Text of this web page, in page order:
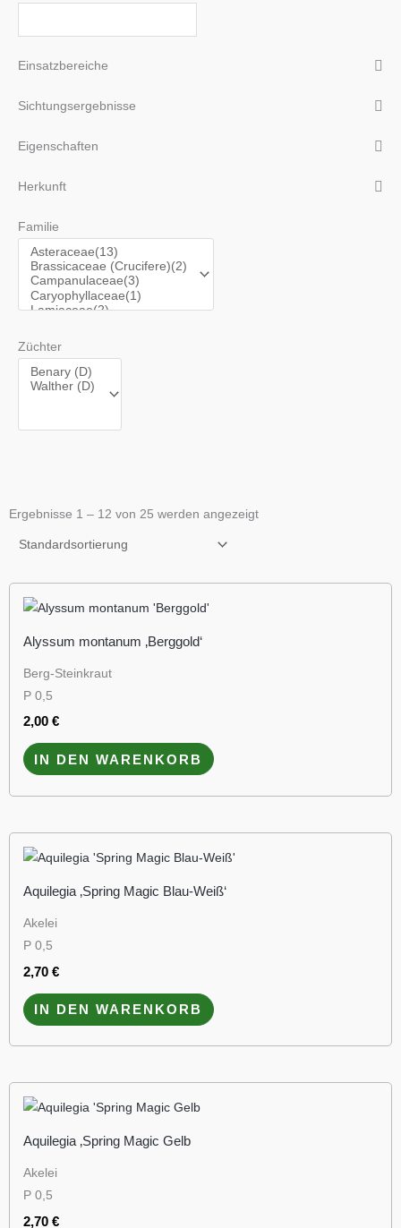
Einsatzbereiche
Sichtungsergebnisse
Eigenschaften
Herkunft
Familie
Züchter
Ergebnisse 1 – 12 von 25 werden angezeigt
Alyssum montanum ‚Berggold‘
Berg-Steinkraut
P 0,5
2,00 €
IN DEN WARENKORB
Aquilegia ‚Spring Magic Blau-Weiß‘
Akelei
P 0,5
2,70 €
IN DEN WARENKORB
Aquilegia ‚Spring Magic Gelb
Akelei
P 0,5
2,70 €